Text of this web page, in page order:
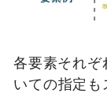
各要素それぞ
いての指定